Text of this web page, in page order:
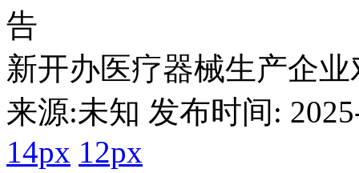
新开办医疗器械生产企
来源:未知 发布时间:
14px 12px